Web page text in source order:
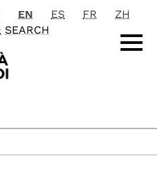
principale
EN ES FR
ZH
SEARCH